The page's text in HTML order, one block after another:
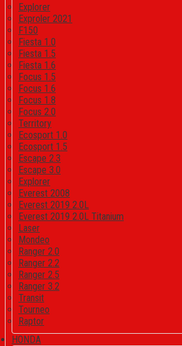
Explorer
Exproler 2021
F150
Fiesta 1.0
Fiesta 1.5
Fiesta 1.6
Focus 1.5
Focus 1.6
Focus 1.8
Focus 2.0
Territory
Ecosport 1.0
Ecosport 1.5
Escape 2.3
Escape 3.0
Explorer
Everest 2008
Everest 2019 2.0L
Everest 2019 2.0L Titanium
Laser
Mondeo
Ranger 2.0
Ranger 2.2
Ranger 2.5
Ranger 3.2
Transit
Tourneo
Raptor
HONDA